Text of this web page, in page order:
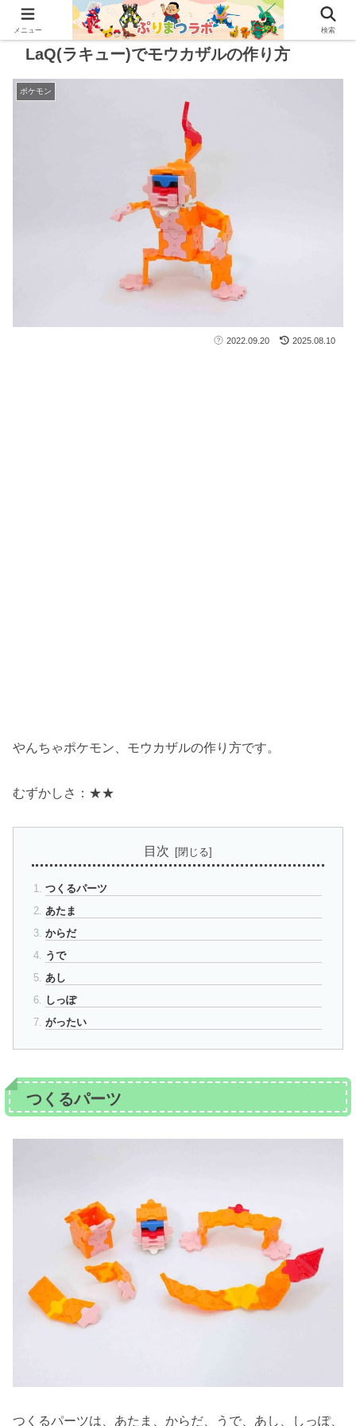
LaQ(ラキュー)でモウカザルの作り方
ポケモン
2022.09.20 2025.08.10
やんちゃポケモン、モウカザルの作り方です。
むずかしさ：★★
目次
つくるパーツ
あたま
からだ
うで
あし
しっぽ
がったい
つくるパーツ
つくるパーツは、あたま、からだ、うで、あし、しっぽ、
メニュー 検索